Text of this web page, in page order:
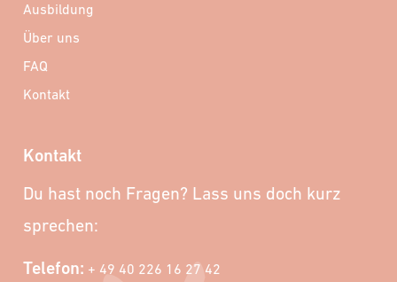
Ausbildung
Über uns
FAQ
Kontakt
Kontakt
Du hast noch Fragen? Lass uns doch kurz
sprechen:
Telefon: + 49 40 226 16 27 42